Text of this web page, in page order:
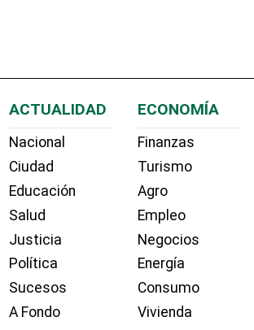
ACTUALIDAD
Nacional
Ciudad
Educación
Salud
Justicia
Política
Sucesos
A Fondo
ECONOMÍA
Finanzas
Turismo
Agro
Empleo
Negocios
Energía
Consumo
Vivienda